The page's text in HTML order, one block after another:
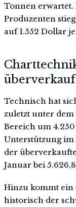
Tonnen erwartet.
Produzenten
auf 1.552 Dollar
Technisch hat
zuletzt unter
Bereich um
Unterstützung im
der
Januar bei
Hinzu kommt ein
historisch der